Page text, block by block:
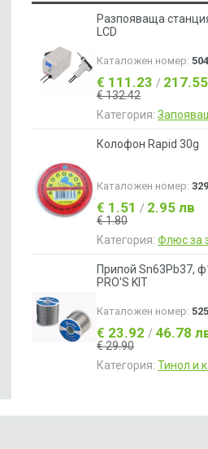
Разпояваща
LCD
Каталожен номер:
€ 111.23 /
€ 132.42
Категория:
Колофон Rapid 30g
Каталожен номер:
€ 1.51 / 2.95 лв
€ 1.80
Категория: Флюс за
Припой Sn63Pb37,
PRO'S KIT
Каталожен номер:
€ 23.92 / 46.78
€ 29.90
Категория: Тинол и